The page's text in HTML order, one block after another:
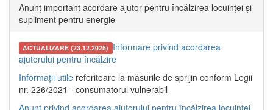
Anunț important acordare ajutor pentru încălzirea locuinței și
supliment pentru energie
ACTUALIZARE (23.12.2025) Informare privind acordarea
ajutorului pentru încălzire
Informații utile referitoare la măsurile de sprijin conform Legii
nr. 226/2021 - consumatorul vulnerabil
Anunț privind acordarea ajutorului pentru încălzirea locuinței